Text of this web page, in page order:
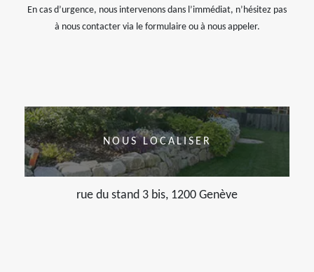
En cas d’urgence, nous intervenons dans l’immédiat, n’hésitez pas
à nous contacter via le formulaire ou à nous appeler.
NOUS LOCALISER
rue du stand 3 bis, 1200 Genève